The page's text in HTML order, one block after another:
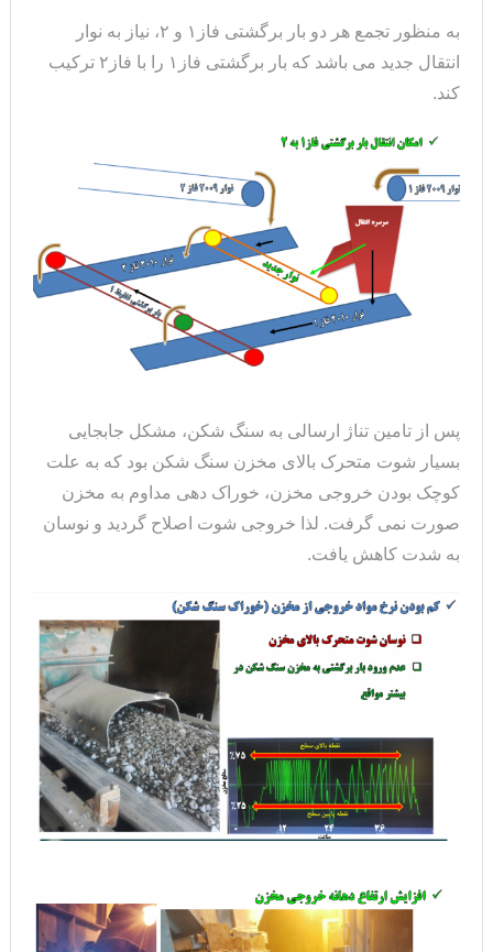
به منظور تجمع هر دو بار برگشتی فاز۱ و ۲، نیاز به نوار
انتقال جدید می باشد که بار برگشتی فاز۱ را با فاز۲ ترکیب
کند.
پس از تامین تناژ ارسالی به سنگ شکن، مشکل جابجایی
بسیار شوت متحرک بالای مخزن سنگ شکن بود که به علت
کوچک بودن خروجی مخزن، خوراک دهی مداوم به مخزن
صورت نمی گرفت. لذا خروجی شوت اصلاح گردید و نوسان
به شدت کاهش یافت.